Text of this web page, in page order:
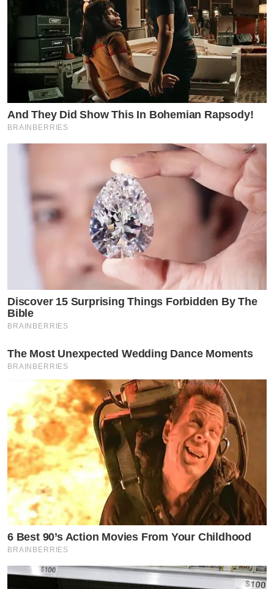
And They Did Show This In Bohemian Rapsody!
BRAINBERRIES
Discover 15 Surprising Things Forbidden By The
Bible
BRAINBERRIES
The Most Unexpected Wedding Dance Moments
BRAINBERRIES
6 Best 90’s Action Movies From Your Childhood
BRAINBERRIES